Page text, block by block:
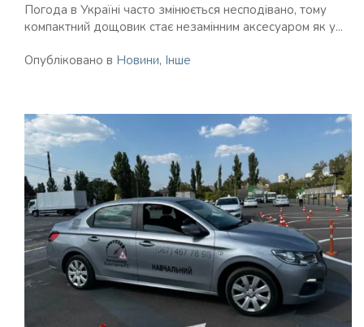
Погода в Україні часто змінюється несподівано, тому
компактний дощовик стає незамінним аксесуаром як у...
Опубліковано в Новини, Інше